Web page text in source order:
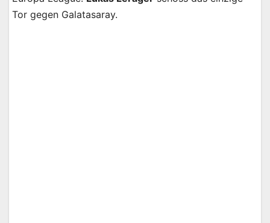
Tor gegen Galatasaray.